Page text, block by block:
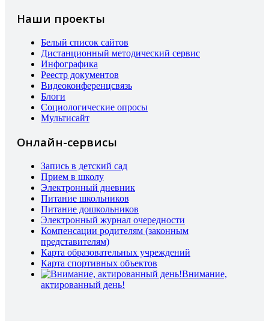
Наши проекты
Белый список сайтов
Дистанционный методический сервис
Инфографика
Реестр документов
Видеоконференцсвязь
Блоги
Социологические опросы
Мультисайт
Онлайн-сервисы
Запись в детский сад
Прием в школу
Электронный дневник
Питание школьников
Питание дошкольников
Электронный журнал очередности
Компенсации родителям (законным
представителям)
Карта образовательных учреждений
Карта спортивных объектов
Внимание,
актированный день!